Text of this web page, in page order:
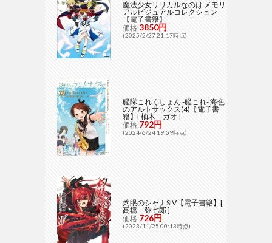
魔法少女リリカルなのは メモリ
アルビジュアルコレクション
【電子書籍】
価格:3850円
(2025/2/27 21:17時点)
艦隊これくしょん -艦これ- 海色
のアルトサックス(4)【電子書
籍】[ 柚木 ガオ ]
価格:792円
(2024/6/24 19:59時点)
灼眼のシャナSIV【電子書籍】[
高橋 弥七郎 ]
価格:726円
(2023/11/25 00:13時点)